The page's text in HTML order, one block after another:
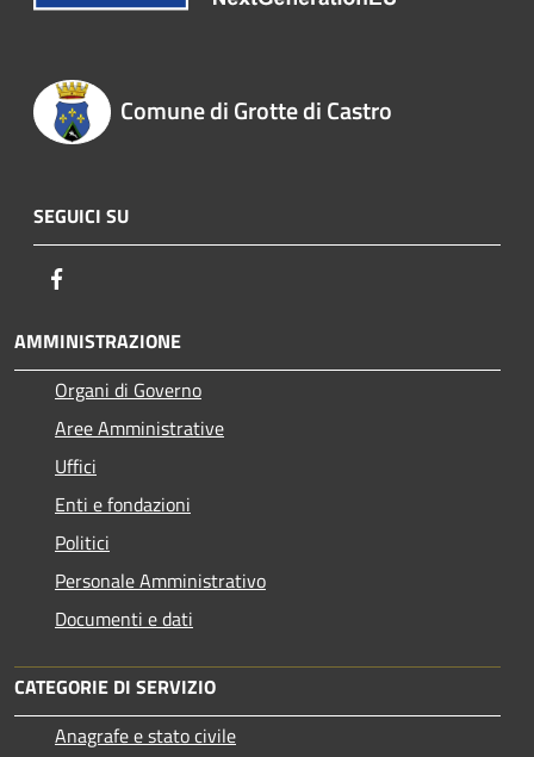
Comune di Grotte di Castro
SEGUICI SU
AMMINISTRAZIONE
Organi di Governo
Aree Amministrative
Uffici
Enti e fondazioni
Politici
Personale Amministrativo
Documenti e dati
CATEGORIE DI SERVIZIO
Anagrafe e stato civile